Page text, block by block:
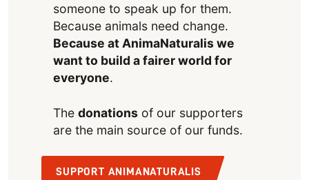
someone to speak up for them.
Because animals need change.
Because at AnimaNaturalis we
want to build a fairer world for
everyone.
The donationsof our supporters
are the main source of our funds.
SUPPORT ANIMANATURALIS